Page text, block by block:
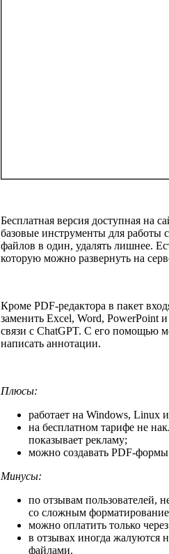
Бесплатная версия доступная на
базовые инструменты для работы
файлов в один, удалять лишнее.
которую можно развернуть на
Кроме PDF-редактора в пакет
заменить Excel, Word, PowerPoint
связи с ChatGPT. С его помощью
написать аннотации.
Плюсы:
работает на Windows, Linux
на бесплатном тарифе не
показывает рекламу;
можно создавать PDF-
Минусы:
по отзывам пользователей,
со сложным
можно оплатить только
в отзывах иногда жалуются
файлами.